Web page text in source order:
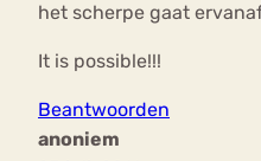
het scherpe gaat
It is possible!!!
Beantwoorden
anoniem